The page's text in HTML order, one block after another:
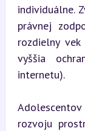
individuálne.
právnej
rozdielny
vyššia
internetu).
rozvoju